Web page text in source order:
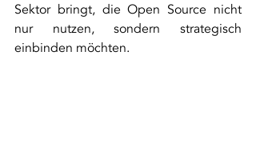
Sektor bringt, die Open Source nicht
nur nutzen, sondern strategisch
einbinden möchten.